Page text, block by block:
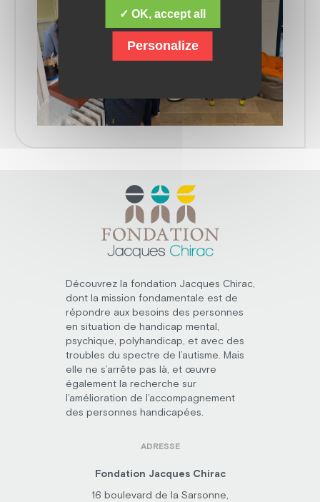
Découvrez la fondation Jacques Chirac,
dont la mission fondamentale est de
répondre aux besoins des personnes
en situation de handicap mental,
psychique, polyhandicap, et avec des
troubles du spectre de l’autisme. Mais
elle ne s’arrête pas là, et œuvre
également la recherche sur
l’amélioration de l’accompagnement
des personnes handicapées.
ADRESSE
Fondation Jacques Chirac
16 boulevard de la Sarsonne,
✓ OK, accept all
Personalize